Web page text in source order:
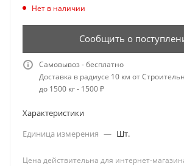
Нет в наличии
Сообщить о
Самовывоз - бесплатно
Доставка в радиусе 10 км от
до 1500 кг - 1500 ₽
Характеристики
Единица измерения — Шт.
Цена действительна для интернет-